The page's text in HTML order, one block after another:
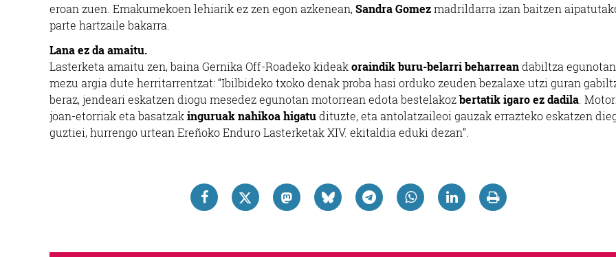
eroan zuen. Emakumekoen lehiarik ez zen egon azkenean,Sandra Gomezmadrildarra izan baitzen
parte hartzaile bakarra.
Lana ez da amaitu.
Lasterketa amaitu zen, baina Gernika Off-Roadeko kideakoraindik buru-belarri beharreandabiltza
mezu argia dute herritarrentzat: “Ibilbideko txoko denak proba hasi orduko zeuden bezalaxe utzi guran
beraz, jendeari eskatzen diogu mesedez egunotan motorrean edota bestelakozbertatik igaro ez dadila .
joan-etorriak eta basatzakinguruak nahikoa higatudituzte, eta antolatzaileoi gauzak errazteko eskatzen
guztiei, hurrengo urtean Ereñoko Enduro Lasterketak XIV. ekitaldia eduki dezan”.